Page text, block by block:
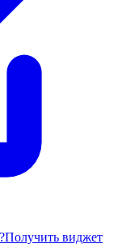
Получить виджет